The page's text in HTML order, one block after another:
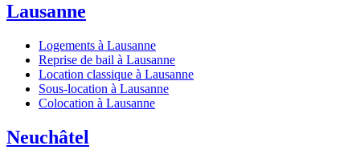
Lausanne
Logements à Lausanne
Reprise de bail à Lausanne
Location classique à Lausanne
Sous-location à Lausanne
Colocation à Lausanne
Neuchâtel